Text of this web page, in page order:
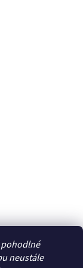
pohodlné
neustále